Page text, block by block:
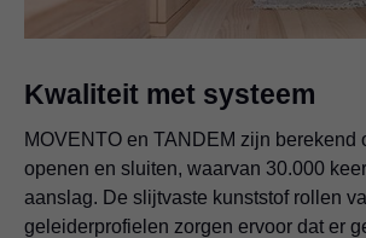
Kwaliteit met systeem
MOVENTO en TANDEM zijn berekend
openen en sluiten, waarvan 30.000
aanslag. De slijtvaste kunststof rollen
geleiderprofielen zorgen ervoor dat er